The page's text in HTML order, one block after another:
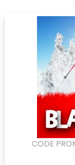
CODE